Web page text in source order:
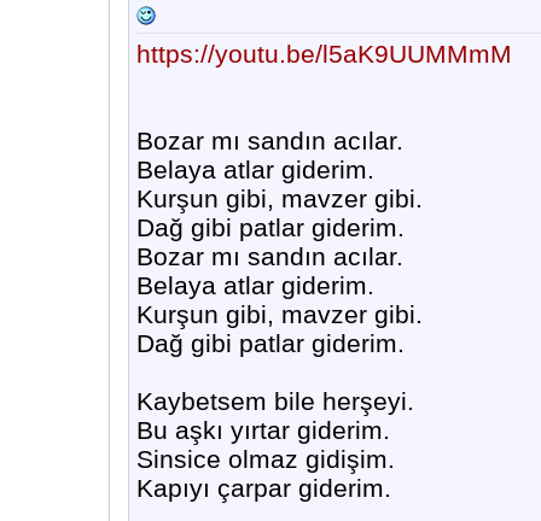
https://youtu.be/l5aK9UUMMmM
Bozar mı sandın acılar.
Belaya atlar giderim.
Kurşun gibi, mavzer gibi.
Dağ gibi patlar giderim.
Bozar mı sandın acılar.
Belaya atlar giderim.
Kurşun gibi, mavzer gibi.
Dağ gibi patlar giderim.
Kaybetsem bile herşeyi.
Bu aşkı yırtar giderim.
Sinsice olmaz gidişim.
Kapıyı çarpar giderim.